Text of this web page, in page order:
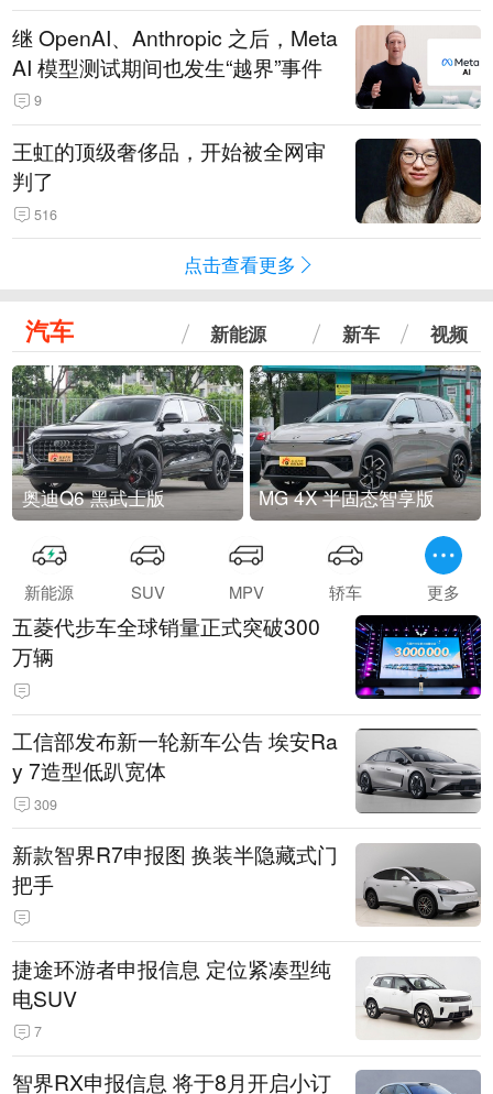
继 OpenAI、Anthropic 之后，Meta
AI 模型测试期间也发生“越界”事件
9
王虹的顶级奢侈品，开始被全网审
判了
516
点击查看更多
汽车 新能源 新车 视频
奥迪Q6 黑武士版 MG 4X 半固态智享版
新能源 SUV MPV 轿车 更多
五菱代步车全球销量正式突破300
万辆
工信部发布新一轮新车公告 埃安Ra
y 7造型低趴宽体
309
新款智界R7申报图 换装半隐藏式门
把手
捷途环游者申报信息 定位紧凑型纯
电SUV
7
智界RX申报信息 将于8月开启小订